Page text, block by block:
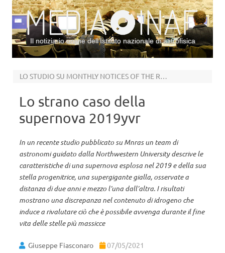
Il notiziario online dell’Istituto nazionale di astrofisica
LO STUDIO SU MONTHLY NOTICES OF THE ROYAL ASTRONOMICAL SOCIETY
Lo strano caso della
supernova 2019yvr
In un recente studio pubblicato su Mnras un team di
astronomi guidato dalla Northwestern University descrive le
caratteristiche di una supernova esplosa nel 2019 e della sua
stella progenitrice, una supergigante gialla, osservate a
distanza di due anni e mezzo l’una dall’altra. I risultati
mostrano una discrepanza nel contenuto di idrogeno che
induce a rivalutare ciò che è possibile avvenga durante il fine
vita delle stelle più massicce
Giuseppe Fiasconaro 07/05/2021